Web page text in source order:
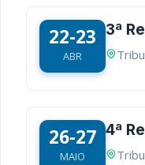
22-23
ABR
3ª
26-27
MAIO
4ª